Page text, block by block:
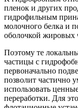
пленок и других
гидрофильным
молочного белка и
оболочкой жировых
Поэтому те
частицы с
первоначально
позволит частично
использовать
переработки. Для